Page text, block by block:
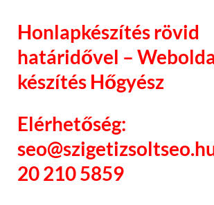
Honlapkészítés rövid
határidővel –
készítés Hőgyész
Elérhetőség:
20 210 5859